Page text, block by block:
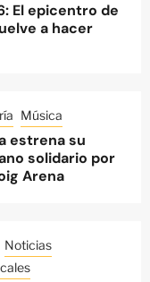
El epicentro de
a hacer
Música
estrena su
solidario por
Arena
Noticias